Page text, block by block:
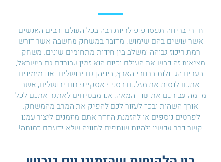
חדרי בריחה תפסו פופולריות רבה בכל העולם ורבים האנשים
אשר עושים בהם שימוש. מדובר במשחק מחשבה אשר דורש
רמת ריכוז גבוהה ומשלב בין חידות מתחומים שונים. משחק
מציאות זה כבש את העולם וכיום הוא זמין עבורכם גם בישראל,
בערים הגדולות ברחבי הארץ, ביניהן גם ירושלים. אנו מזמינים
אתכם לנסות את מזלכם בסניף אסקייפ רום ירושלים, אשר
מדמה עבורכם את שוד המאה. אנו מבטיחים לאתגר אתכם לכל
אורך השהות ובכך לעזור לכם להפיק את המרב מהמשחק.
לפרטים נוספים או להזמנת החדר אתם מוזמנים ליצור עמנו
קשר כבר עכשיו ולהיות שותפים לחוויה שלא ידעתם כמותה!